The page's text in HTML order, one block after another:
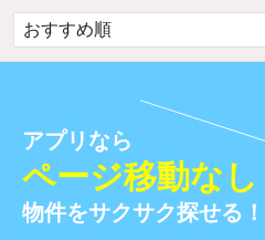
アプリなら
ページ移動なし
物件をサクサク探せる！